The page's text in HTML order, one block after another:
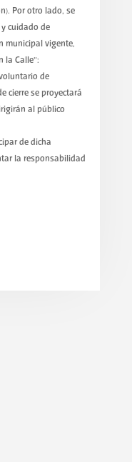
Por otro lado, se
cuidado de
municipal vigente,
la Calle”:
de
cierre se proyectará
al público
de dicha
la responsabilidad